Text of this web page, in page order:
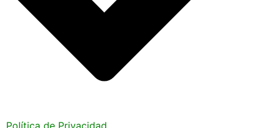
Política de Privacidad